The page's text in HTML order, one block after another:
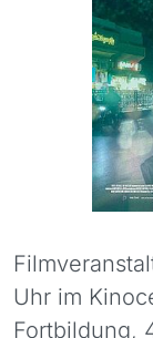
Uhr im
Fortbildung,